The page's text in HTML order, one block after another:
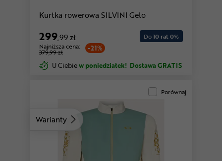
Kurtka rowerowa SILVINI Gelo
299,99 zł
-21%
Najniższa cena:
379,99 zł
Do10 rat 0%
U Ciebiew poniedziałek! Dostawa GRATIS
Warianty
Porównaj